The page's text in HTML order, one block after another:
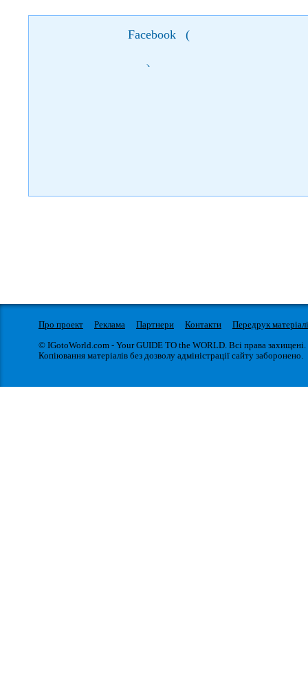
Facebook (
)
Про проект Реклама Партнери Контакти
Передрук
© IGotoWorld.com - Your GUIDE TO the WORLD. Всі права захищені.
Копіювання матеріалів без дозволу адміністрації сайту заборонено.